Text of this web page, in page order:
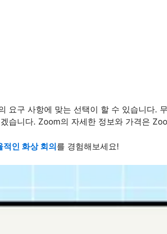
요구 사항에 맞는 선택이 할 수 있습니다.
습니다. Zoom의 자세한 정보와 가격은
적인 화상 회의를 경험해보세요!